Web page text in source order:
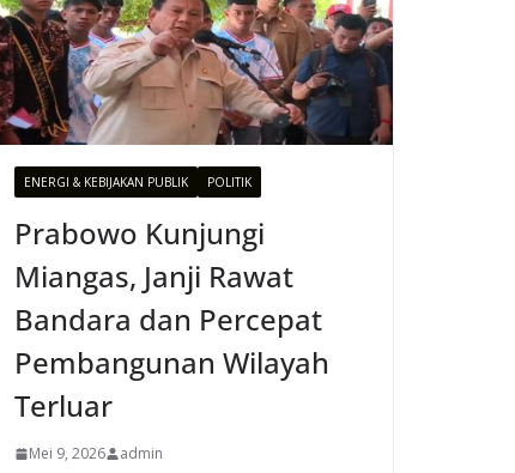
ENERGI & KEBIJAKAN PUBLIK POLITIK
Prabowo Kunjungi
Miangas, Janji Rawat
Bandara dan Percepat
Pembangunan Wilayah
Terluar
Mei 9, 2026 admin